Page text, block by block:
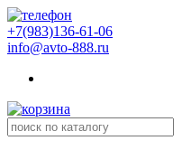
+7(983)136-61-06
info@avto-888.ru